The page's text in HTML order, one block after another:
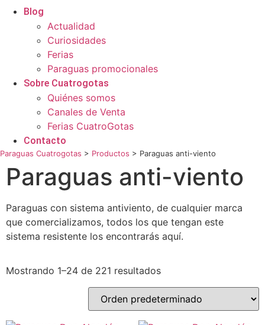
Blog
Actualidad
Curiosidades
Ferias
Paraguas promocionales
Sobre Cuatrogotas
Quiénes somos
Canales de Venta
Ferias CuatroGotas
Contacto
Paraguas Cuatrogotas > Productos > Paraguas anti-viento
Paraguas anti-viento
Paraguas con sistema antiviento, de cualquier marca
que comercializamos, todos los que tengan este
sistema resistente los encontrarás aquí.
Mostrando 1–24 de 221 resultados